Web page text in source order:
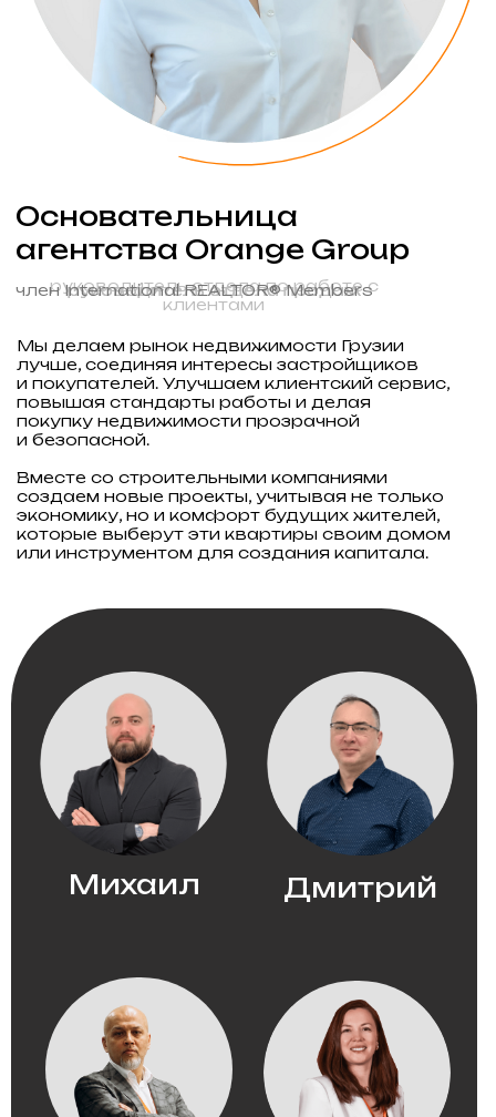
ПОЧЕМУ
ГРУЗИЯ
Грузия — это не только гастрономия,
и многовековая культура, но также
и быстрорастущий рынок недвижимости
и законодательства для инвестиций.
Здесь можно купить недвижимость
с высокой доходностью, а оформление
сделки занимает всего пару дней. Страна
активно развивается как туристический
Батуми — динамично
развивающийся рынок
недвижимости на побережье
Черного моря и столица Аджарии.
Почему
Батуми?